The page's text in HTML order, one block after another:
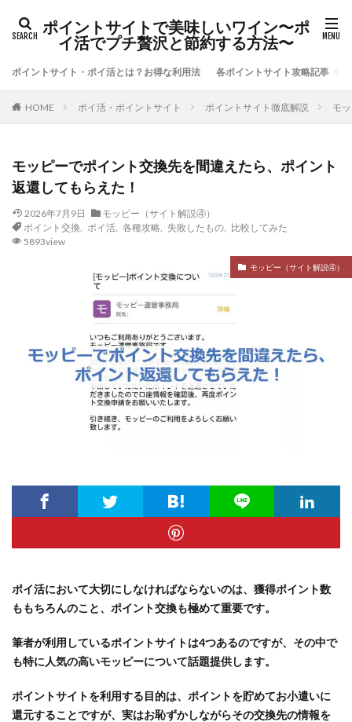
ポイントサイトで美味しいワイン〜ポ
イ活でプチ贅沢と節約する方法〜
ポイントサイト・ポイ活とは？お得な利用法 各ポイントサイト攻略記事
HOME ポイ活・ポイントサイト ポイントサイト徹底解説 モ
モッピーでポイント交換先を間違えたら、ポイント
返還してもらえた！
2026年7月9日
モッピー（サイト解説④）
ポイント交換
ポイ活, 各種攻略, 失敗したもの,
比較してみた
5893view
モッピー（サイト解説④）
ポイ活において大切にしなければならないのは、獲得ポイント数
ももちろんのこと、ポイント交換も極めて重要です。
筆者が利用しているポイントサイトは4つあるのですが、その中で
も特に人気の高いモッピーについて話題提供します。
ポイントサイトを利用する目的は、ポイントを貯めてお小遣いに
還元することですが、実はお恥ずかしながらその交換先の情報を